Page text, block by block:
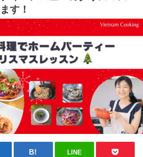
す！
LINE